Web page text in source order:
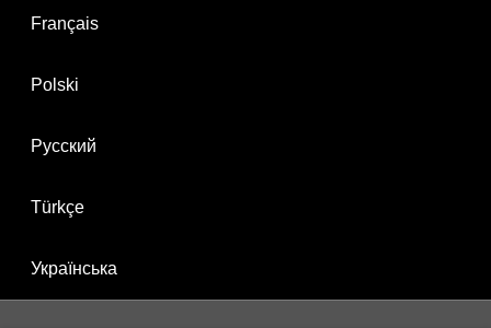
Français
Polski
Русский
Türkçe
Українська